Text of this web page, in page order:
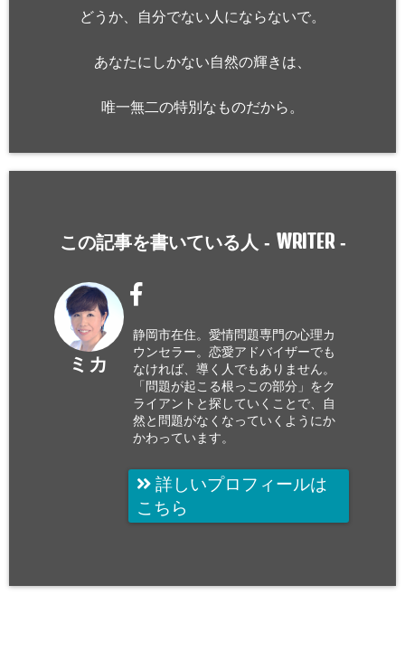
どうか、自分でない人にならないで。
あなたにしかない自然の輝きは、
唯一無二の特別なものだから。
この記事を書いている人 - WRITER-
ミカ
静岡市在住。愛情問題専門の心理カ
ウンセラー。恋愛アドバイザーでも
なければ、導く人でもありません。
「問題が起こる根っこの部分」をク
ライアントと探していくことで、自
然と問題がなくなっていくようにか
かわっています。
詳しいプロフィールは
こちら